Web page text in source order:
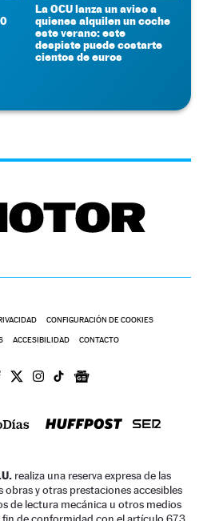
La OCU lanza un aviso a
quienes alquilen un coche
este verano: este
despiste puede costarte
cientos de euros
CONFIGURACIÓN DE COOKIES
ACCESIBILIDAD CONTACTO
realiza una reserva expresa de las
obras y otras prestaciones accesibles
de lectura mecánica u otros medios